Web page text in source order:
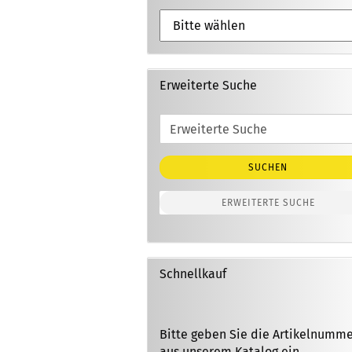
Erweiterte Suche
Erweiterte
Suche
SUCHEN
ERWEITERTE SUCHE
Schnellkauf
BITTE
Bitte geben Sie die